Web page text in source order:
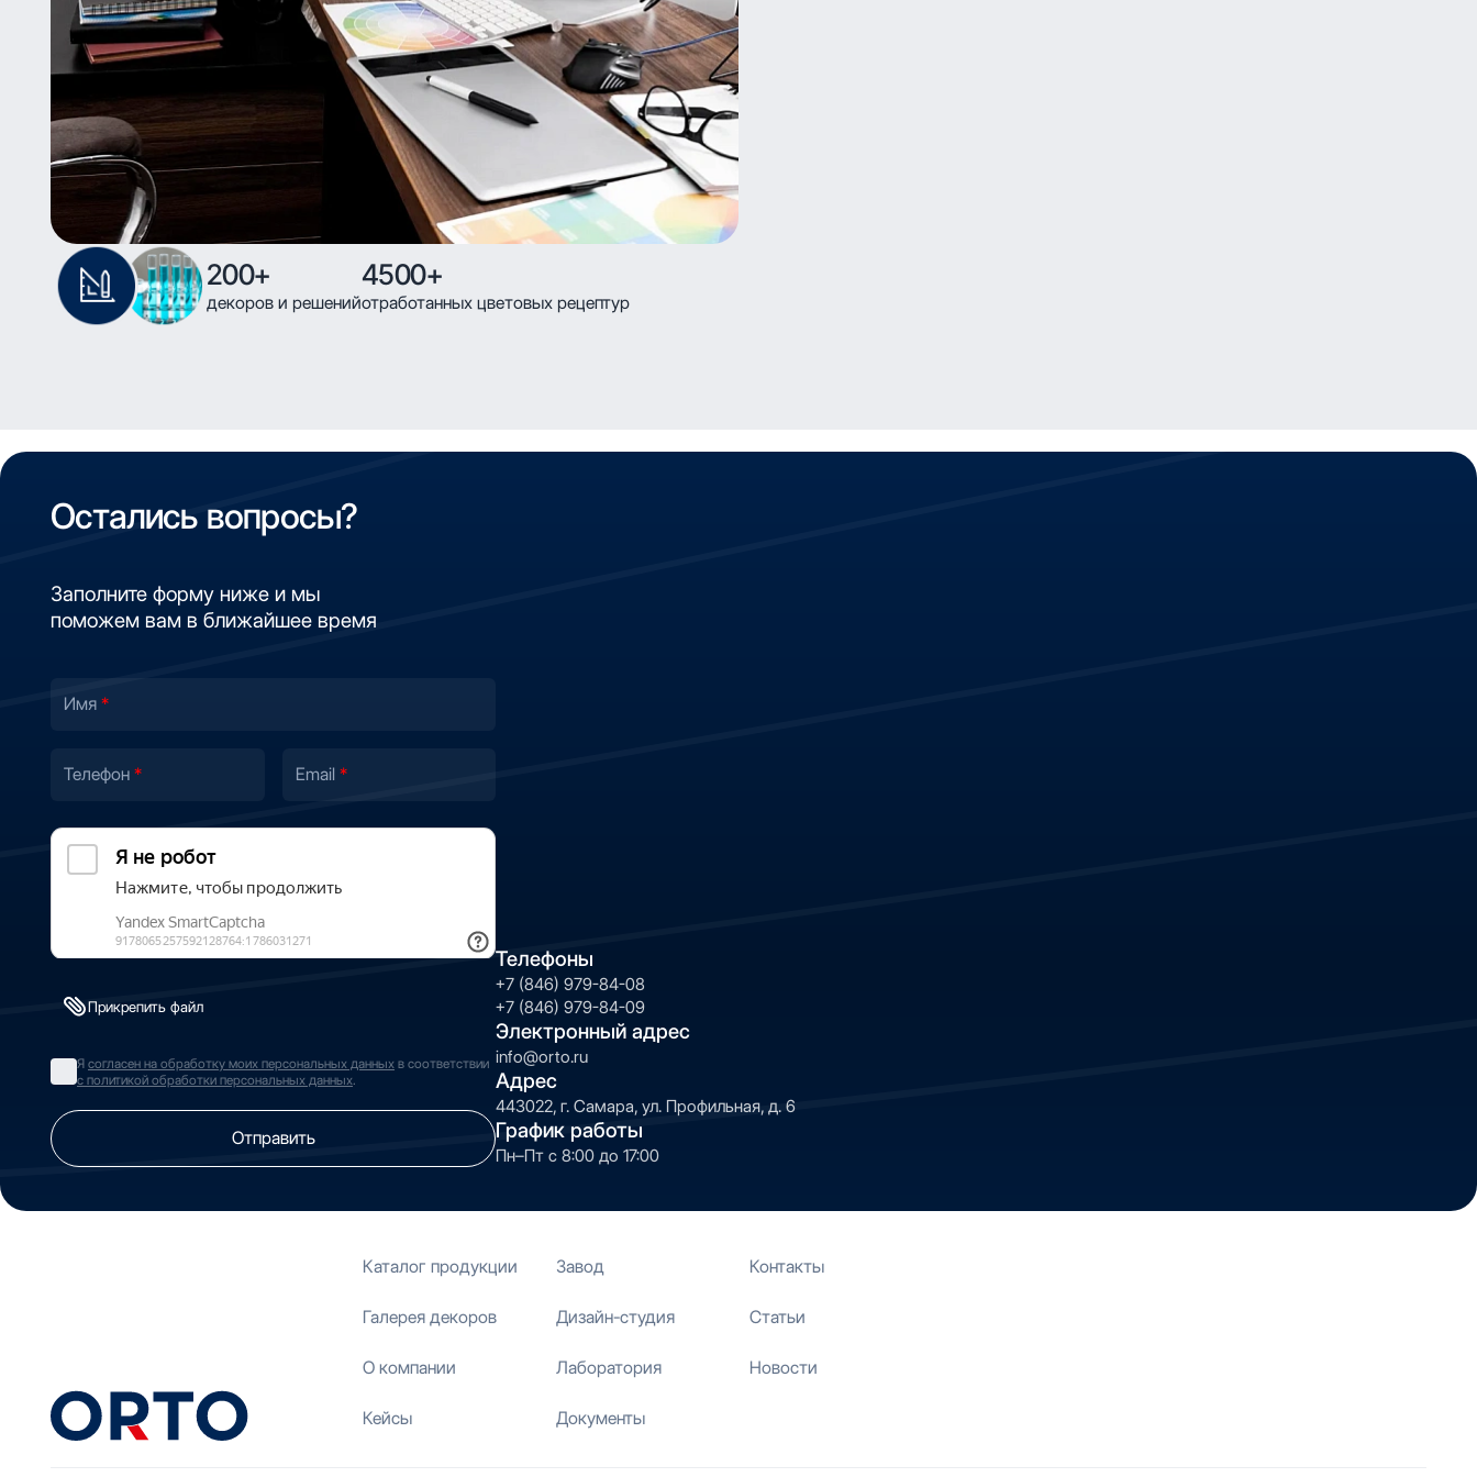
200+
декоров и решений
4500+
отработанных цветовых рецептур
Остались вопросы?
Заполните форму ниже и мы
поможем вам в ближайшее время
Имя
Телефон Email
Прикрепить файл
Я согласен на обработку моих персональных данных в соответствии
с политикой обработки персональных данных.
Отправить
Телефоны
+7 (846) 979-84-08
+7 (846) 979-84-09
Электронный адрес
info@orto.ru
Адрес
443022, г. Самара, ул. Профильная, д. 6
График работы
Пн–Пт с 8:00 до 17:00
Каталог продукции
Галерея декоров
О компании
Кейсы
Завод
Дизайн-студия
Лаборатория
Документы
Контакты
Статьи
Новости